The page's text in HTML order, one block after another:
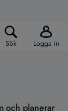
Sök Logga in
och planerar